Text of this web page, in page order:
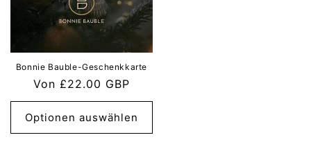
Bonnie Bauble-Geschenkkarte
Normaler
Preis
Von £22.00 GBP
Optionen auswählen